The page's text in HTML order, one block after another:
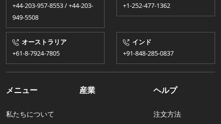
+44-203-957-8553 / +44-203-
949-5508
+1-252-477-1362
オーストラリア
+61-8-7924​​-7805
インド
+91-848-285-0837
メニュー
私たちについて
産業 ヘルプ
注文方法